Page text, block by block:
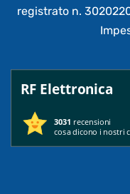
registrato n.
RF Elettronica
3031 recensioni
cosa dicono i nostri